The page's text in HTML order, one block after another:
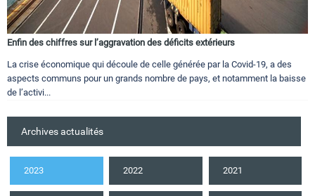
Enfin des chiffres sur l’aggravation des déficits extérieurs
La crise économique qui découle de celle générée par la Covid-19, a des
aspects communs pour un grands nombre de pays, et notamment la baisse
de l’activi...
Archives actualités
2023 2022 2021